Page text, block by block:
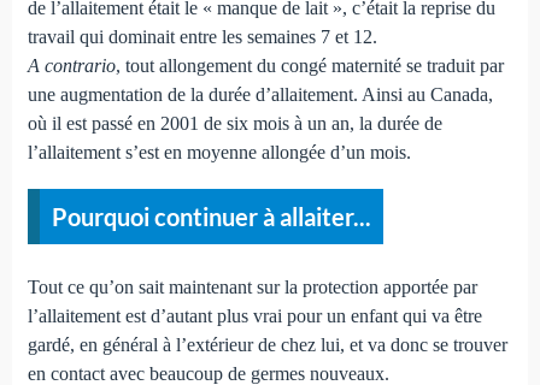
de l’allaitement était le « manque de lait », c’était la reprise du
travail qui dominait entre les semaines 7 et 12.
A contrario, tout allongement du congé maternité se traduit par
une augmentation de la durée d’allaitement. Ainsi au Canada,
où il est passé en 2001 de six mois à un an, la durée de
l’allaitement s’est en moyenne allongée d’un mois.
Pourquoi continuer à allaiter...
Tout ce qu’on sait maintenant sur la protection apportée par
l’allaitement est d’autant plus vrai pour un enfant qui va être
gardé, en général à l’extérieur de chez lui, et va donc se trouver
en contact avec beaucoup de germes nouveaux.